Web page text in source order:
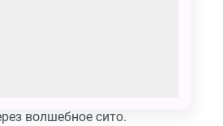
волшебное сито.